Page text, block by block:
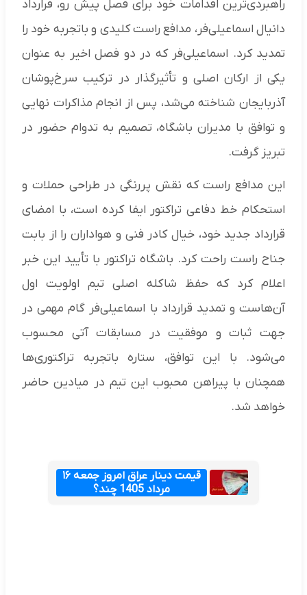
راهبردی‌ترین اقدامات خود برای فصل پیش رو، قرارداد
دانیال اسماعیلی‌فر، مدافع راست کلیدی و باتجربه خود را
تمدید کرد. اسماعیلی‌فر که در دو فصل اخیر به عنوان
یکی از ارکان اصلی و تأثیرگذار در ترکیب سرخ‌پوشان
آذربایجان شناخته می‌شد، پس از انجام مذاکرات نهایی
و توافق با مدیران باشگاه، تصمیم به تدوام حضور در
تبریز گرفت.
این مدافع راست که نقش پررنگی در طراحی حملات و
استحکام خط دفاعی تراکتور ایفا کرده است، با امضای
قرارداد جدید خود، خیال کادر فنی و هواداران را از بابت
جناح راست راحت کرد. باشگاه تراکتور با تأیید این خبر
اعلام کرد که حفظ شاکله اصلی تیم اولویت اول
آن‌هاست و تمدید قرارداد با اسماعیلی‌فر گام مهمی در
جهت ثبات و موفقیت در مسابقات آتی محسوب
می‌شود. با این توافق، ستاره باتجربه تراکتوری‌ها
همچنان با پیراهن محبوب این تیم در میادین حاضر
خواهد شد.
قیمت دینار عراق امروز جمعه ۱۶
مرداد 1405 چند؟